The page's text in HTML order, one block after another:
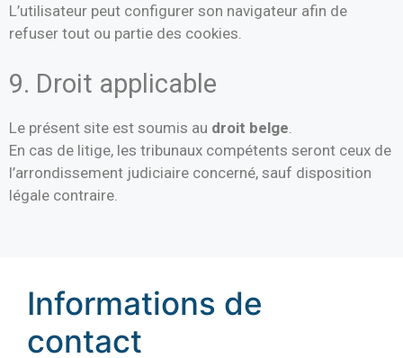
L’utilisateur peut configurer son navigateur afin de
refuser tout ou partie des cookies.
9. Droit applicable
Le présent site est soumis au droit belge.
En cas de litige, les tribunaux compétents seront ceux de
l’arrondissement judiciaire concerné, sauf disposition
légale contraire.
Informations de
contact